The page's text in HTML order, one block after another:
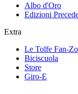
Albo d'Oro
Edizioni
Extra
Le Tolfe Fan-
Biciscuola
Store
Giro-E